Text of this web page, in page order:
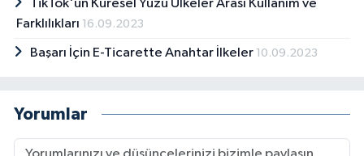
TikTok'un Küresel Yüzü Ülkeler Arası Kullanım ve
Farklılıkları 16.09.2023
Başarı İçin E-Ticarette Anahtar İlkeler 10.09.2023
Yorumlar